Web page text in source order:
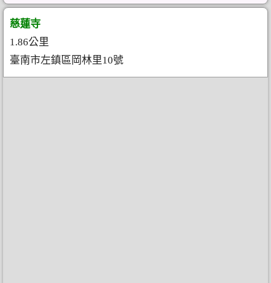
慈蓮寺
1.86公里
臺南市左鎮區岡林里10號